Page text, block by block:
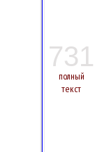
731
полный
текст